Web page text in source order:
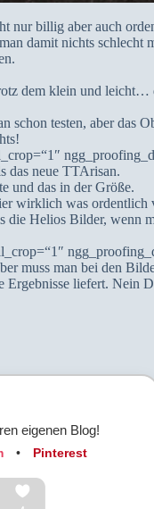
nur billig aber auch
damit nichts schlecht
dem klein und leicht…
testen, aber das
das neue TTArisan.
und das in der Größe.
wirklich was ordentlich
Helios Bilder, wenn
muss man bei den
Ergebnisse liefert. Nein
eigenen Blog!
• Pinterest